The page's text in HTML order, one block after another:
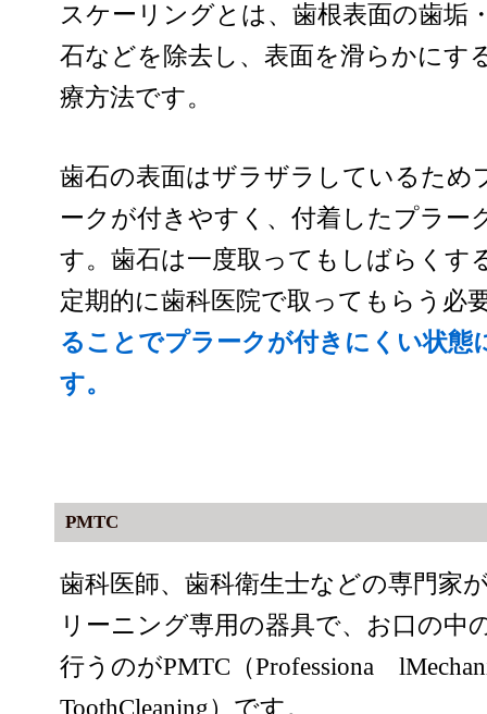
スケーリングとは、歯根表面の歯垢
石などを除去し、表面を滑らかにす
療方法です。
歯石の表面はザラザラしているため
ークが付きやすく、付着したプラー
す。歯石は一度取ってもしばらくす
定期的に歯科医院で取ってもらう必
ることでプラークが付きにくい状態
す。
PMTC
歯科医師、歯科衛生士などの専門家
リーニング専用の器具で、お口の中
行うのがPMTC（Professiona
ToothCleaning）です。